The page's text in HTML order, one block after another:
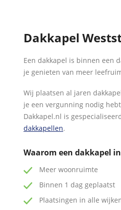
Dakkapel
Een dakkapel is binnen een
je genieten van meer
Wij plaatsen al jaren
je een vergunning nodig
Dakkapel.nl is
dakkapellen.
Waarom een dakkapel
Meer woonruimte
Binnen 1 dag geplaatst
Plaatsingen in alle